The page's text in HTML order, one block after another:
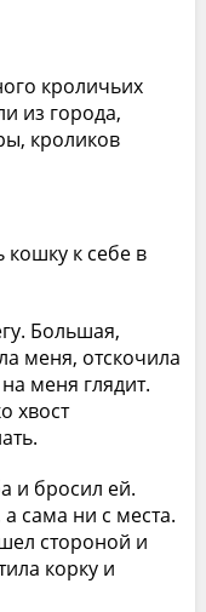
кроличьих
из города,
кроликов
кошку к себе в
Большая,
меня, отскочила
меня глядит.
хвост
и бросил ей.
сама ни с места.
стороной и
корку и